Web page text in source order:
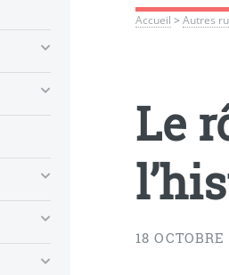
Accueil >Autres
Le
18